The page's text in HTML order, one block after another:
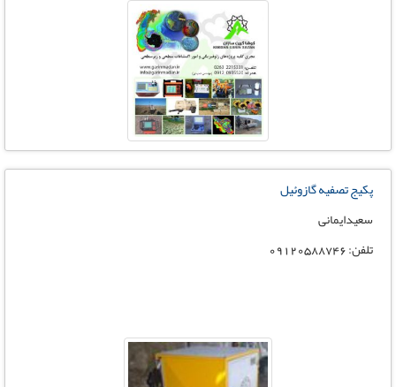
پکیج تصفیه گازوئیل
سعیدایمانی
تلفن: 09120588746